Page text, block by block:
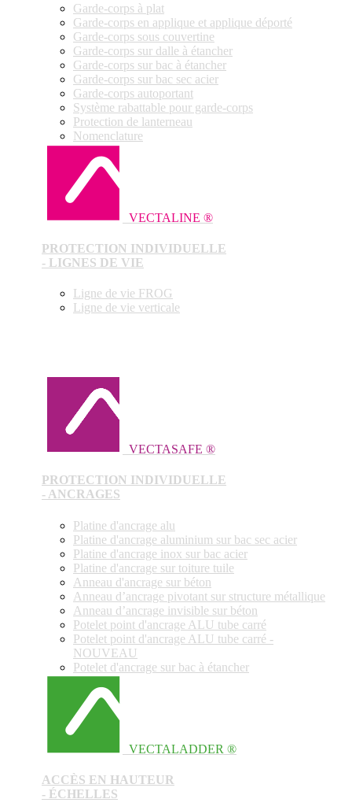
Garde-corps à plat
Garde-corps en applique et applique déporté
Garde-corps sous couvertine
Garde-corps sur dalle à étancher
Garde-corps sur bac à étancher
Garde-corps sur bac sec acier
Garde-corps autoportant
Système rabattable pour garde-corps
Protection de lanterneau
Nomenclature
VECTALINE ®
PROTECTION INDIVIDUELLE
- LIGNES DE VIE
Ligne de vie FROG
Ligne de vie verticale
VECTASAFE ®
PROTECTION INDIVIDUELLE
- ANCRAGES
Platine d'ancrage alu
Platine d'ancrage aluminium sur bac sec acier
Platine d'ancrage inox sur bac acier
Platine d'ancrage sur toiture tuile
Anneau d'ancrage sur béton
Anneau d’ancrage pivotant sur structure métallique
Anneau d’ancrage invisible sur béton
Potelet point d'ancrage ALU tube carré
Potelet point d'ancrage ALU tube carré -
NOUVEAU
Potelet d'ancrage sur bac à étancher
VECTALADDER ®
ACCÈS EN HAUTEUR
- ÉCHELLES